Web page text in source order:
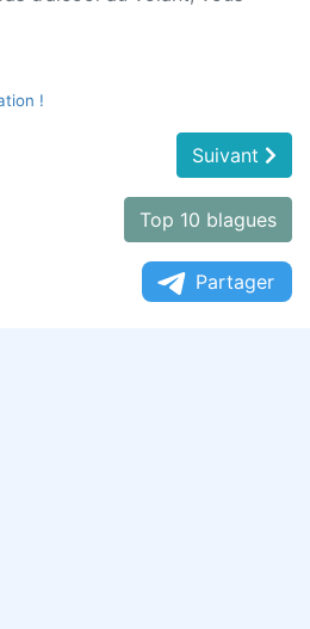
!
Suivant
Top 10 blagues
Partager